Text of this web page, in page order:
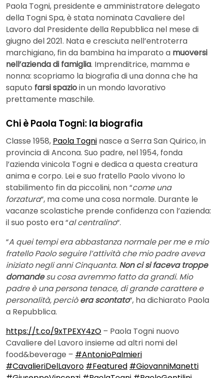
Paola Togni, presidente e amministratore delegato
della Togni Spa, è stata nominata Cavaliere del
Lavoro dal Presidente della Repubblica nel mese di
giugno del 2021. Nata e cresciuta nell’entroterra
marchigiano, fin da bambina ha imparato a muoversi
nell’azienda di famiglia. Imprenditrice, mamma e
nonna: scopriamo la biografia di una donna che ha
saputo farsi spazioin un mondo lavorativo
prettamente maschile.
Chi è Paola Togni: la biografia
Classe 1958, Paola Togni nasce a Serra San Quirico, in
provincia di Ancona. Suo padre, nel 1954, fonda
l’azienda vinicola Togni e dedica a questa creatura
anima e corpo. Lei e suo fratello Paolo vivono lo
stabilimento fin da piccolini, non “come una
forzatura“, ma come una cosa normale. Durante le
vacanze scolastiche prende confidenza con l’azienda:
il suo posto era “al centralino“.
“A quei tempi era abbastanza normale per me e mio
fratello Paolo seguire l’attività che mio padre aveva
iniziato negli anni Cinquanta. Non ci si faceva troppe
domandesu cosa avremmo fatto da grandi. Mio
padre è una persona tenace, di grande carattere e
personalità, perciòera scontato“, ha dichiarato Paola
a Repubblica.
https://t.co/9xTPEXY4zO – Paola Togni nuovo
Cavaliere del Lavoro insieme ad altri nomi del
food&beverage – #AntonioPalmieri
#CavalieriDelLavoro #Featured #GiovanniManetti